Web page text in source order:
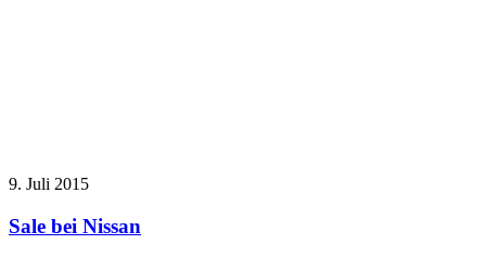
9. Juli 2015
Sale bei Nissan